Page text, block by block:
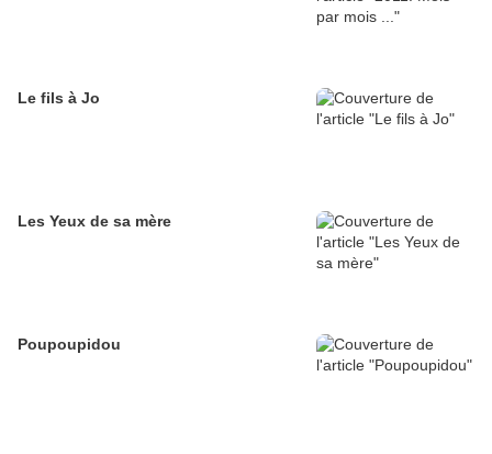
Le fils à Jo
Les Yeux de sa mère
Poupoupidou